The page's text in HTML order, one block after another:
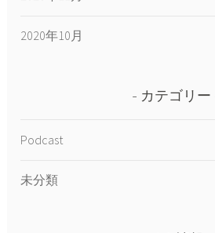
2020年10月
カテゴリー
Podcast
未分類